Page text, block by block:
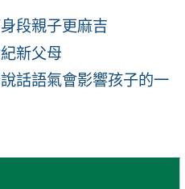
段親子更麻吉
新父母
話語氣會影響孩子的一